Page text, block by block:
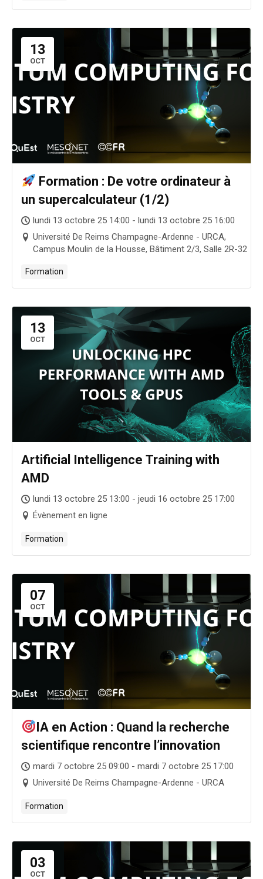
13
OCT
Formation : De votre ordinateur à
un supercalculateur (1/2)
lundi 13 octobre 25 14:00 - lundi 13 octobre 25 16:00
Université De Reims Champagne-Ardenne - URCA,
Campus Moulin de la Housse, Bâtiment 2/3, Salle 2R-32
Formation
13
OCT
Artificial Intelligence Training with
AMD
lundi 13 octobre 25 13:00 - jeudi 16 octobre 25 17:00
Évènement en ligne
Formation
07
OCT
IA en Action : Quand la recherche
scientifique rencontre l’innovation
mardi 7 octobre 25 09:00 - mardi 7 octobre 25 17:00
Université De Reims Champagne-Ardenne - URCA
Formation
03
OCT